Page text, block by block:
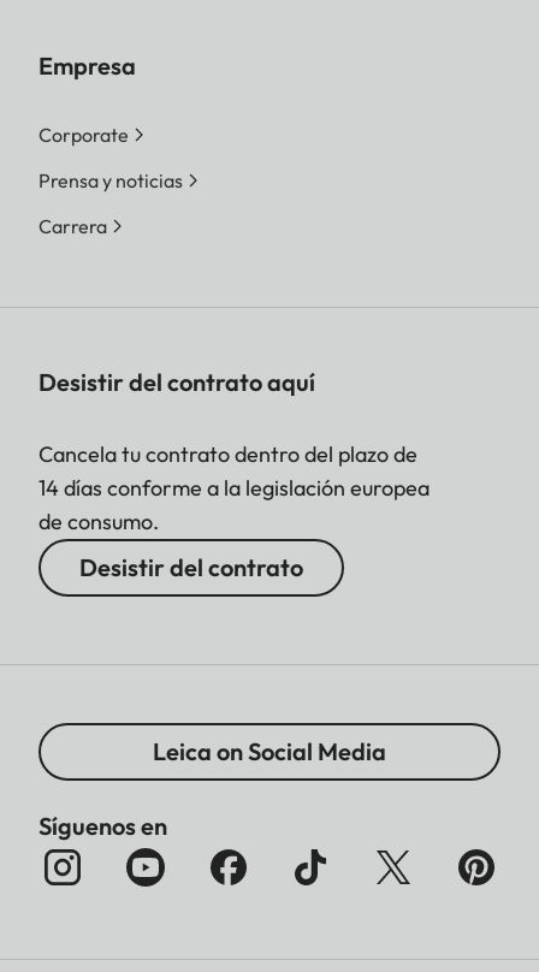
Empresa
Corporate
Prensa y noticias
Carrera
Desistir del contrato aquí
Cancela tu contrato dentro del plazo de
14 días conforme a la legislación europea
de consumo.
Desistir del contrato
Leica on Social Media
Síguenos en